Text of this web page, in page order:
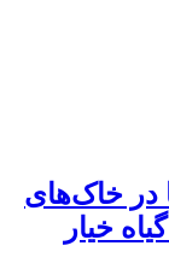
در خاک‌های
خیار